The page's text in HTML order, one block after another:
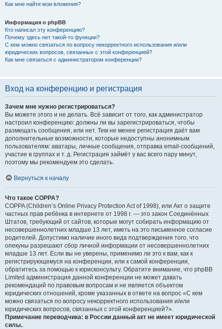
Как мне найти мои вложения?
Информация о phpBB
Кто написал эту конференцию?
Почему здесь нет такой-то функции?
С кем можно связаться по вопросу некорректного использования и/или
юридических вопросов, связанных с этой конференцией?
Как мне связаться с администратором конференции?
Вход на конференцию и регистрация
Зачем мне нужно регистрироваться?
Вы можете этого и не делать. Всё зависит от того, как администратор
настроил конференцию: должны ли вы зарегистрироваться, чтобы
размещать сообщения, или нет. Тем не менее регистрация даёт вам
дополнительные возможности, которые недоступны анонимным
пользователям: аватары, личные сообщения, отправка email-сообщений,
участие в группах и т. д. Регистрация займёт у вас всего пару минут,
поэтому мы рекомендуем это сделать.
Вернуться к началу
Что такое COPPA?
COPPA (Children’s Online Privacy Protection Act of 1998), или Акт о защите
частных прав ребёнка в интернете от 1998 г. — это закон Соединённых
Штатов, требующий от сайтов, которые могут собирать информацию от
несовершеннолетних младше 13 лет, иметь на это письменное согласие
родителей. Допустимо наличие иного вида подтверждения того, что
опекуны разрешают сбор личной информации от несовершеннолетних
младше 13 лет. Если вы не уверены, применимо ли это к вам, как к
регистрирующемуся на конференции, или к самой конференции,
обратитесь за помощью к юрисконсульту. Обратите внимание, что phpBB
Limited администрация данной конференции не может давать
рекомендаций по правовым вопросам и не является объектом
юридических отношений, кроме указанных в ответе на вопрос «С кем
можно связаться по вопросу некорректного использования и/или
юридических вопросов, связанных с этой конференцией?».
Примечание переводчика: в России данный акт не имеет юридической
силы..